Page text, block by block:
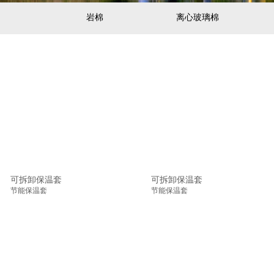
岩棉 离心玻璃棉
可拆卸保温套
节能保温套
可拆卸保温套
节能保温套